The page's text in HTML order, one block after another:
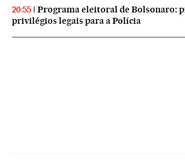
20:55
Programa eleitoral de Bolsonaro:
privilégios legais para a Polícia